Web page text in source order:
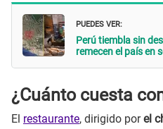
PUEDES VER:
Perú tiembla sin
remecen el país en
¿Cuánto cuesta
El restaurante, dirigido porel